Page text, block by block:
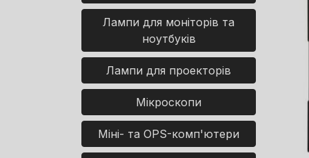
Лампи для моніторів та
ноутбуків
Лампи для проекторів
Мікроскопи
Міні- та OPS-комп'ютери